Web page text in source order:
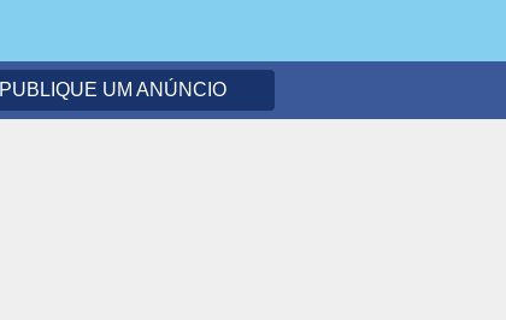
PUBLIQUE UM ANÚNCIO